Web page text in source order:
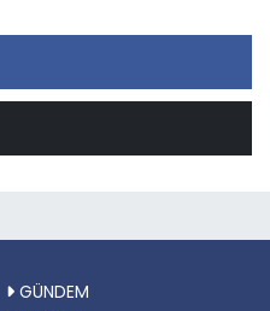
GÜNDEM